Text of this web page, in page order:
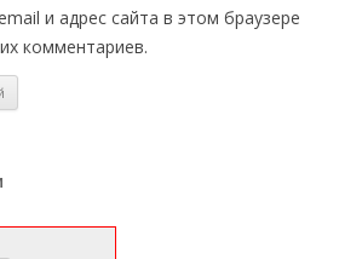
и адрес сайта в этом браузере
комментариев.